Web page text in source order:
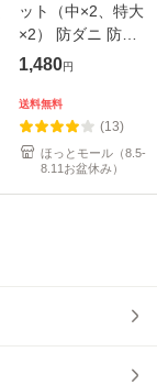
ット（中×2、特大
×2） 防ダニ 防カ
ビ対策 防湿 掃除機
1,480円
送料無料
(13)
ほっとモール（8.5-
8.11お盆休み）